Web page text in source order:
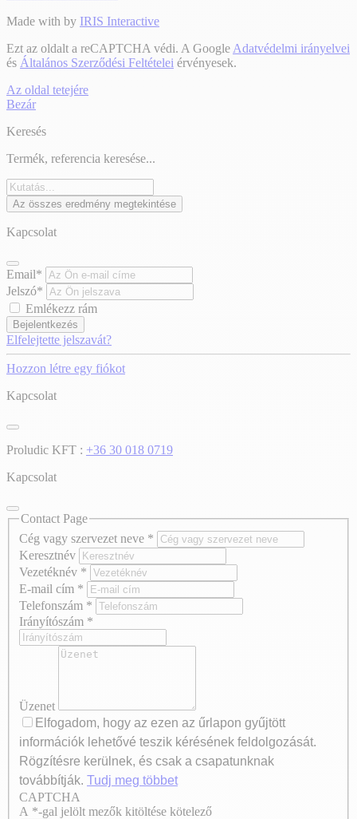
Made with by IRIS Interactive
Ezt az oldalt a reCAPTCHA védi. A Google Adatvédelmi irányelvei
és Általános Szerződési Feltételei érvényesek.
Az oldal tetejére
Bezár
Keresés
Termék, referencia keresése...
Az összes eredmény megtekintése
Kapcsolat
Email*
Jelszó*
Emlékezz rám
Bejelentkezés
Elfelejtette jelszavát?
Hozzon létre egy fiókot
Kapcsolat
Proludic KFT : +36 30 018 0719
Kapcsolat
Contact Page
Cég vagy szervezet neve *
Keresztnév
Vezetéknév *
E-mail cím *
Telefonszám *
Irányítószám *
Üzenet
Elfogadom, hogy az ezen az űrlapon gyűjtött
információk lehetővé teszik kérésének feldolgozását.
Rögzítésre kerülnek, és csak a csapatunknak
továbbítják. Tudj meg többet
Axeptio consent
CAPTCHA
A *-gal jelölt mezők kitöltése kötelező